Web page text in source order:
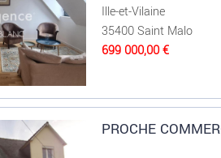
Ille-et-Vilaine
35400 Saint Malo
699 000,00 €
PROCHE